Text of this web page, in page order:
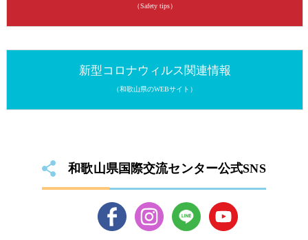
（Safety tips）
新型コロナウィルス関連情報
（和歌山県のWEBサイト）
和歌山県国際交流センター公式SNS